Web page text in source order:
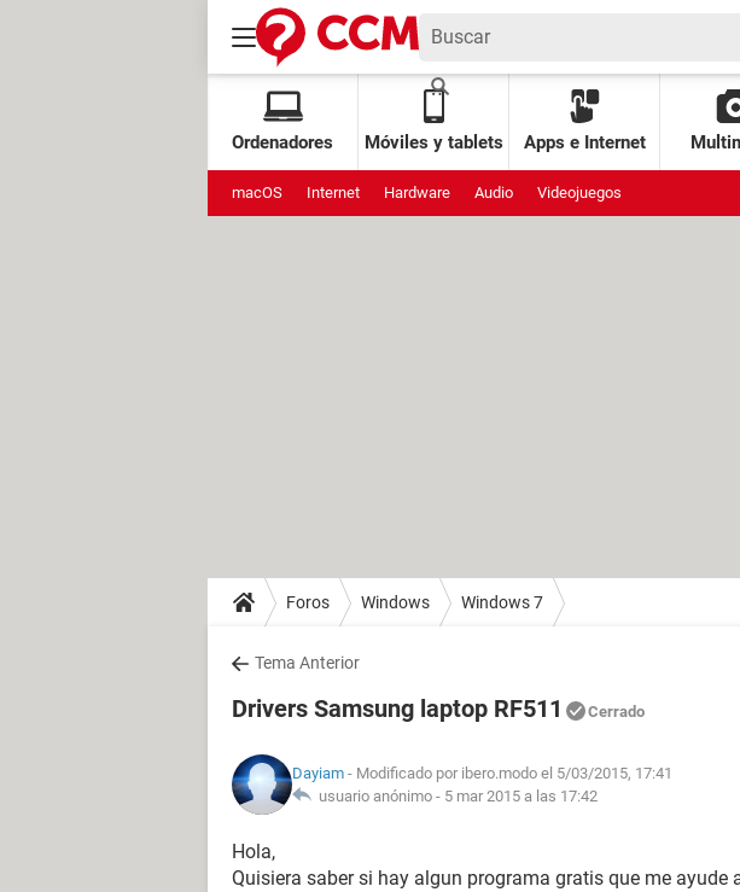
Ordenadores Móviles y tablets Apps e Internet
macOS Internet Hardware Audio Videojuegos
Foros Windows Windows 7
Tema Anterior
Drivers Samsung laptop RF511 Cerrado
Dayiam - Modificado por ibero.modo el 5/03/2015, 17:41
usuario anónimo - 5 mar 2015 a las 17:42
Hola,
Quisiera saber si hay algun programa gratis que me ayude